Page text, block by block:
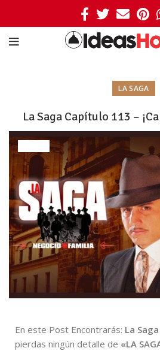
LA SAGA
La Saga Capítulo 113 –
En este Post Encontrarás: La
pierdas ningún detalle de «LA